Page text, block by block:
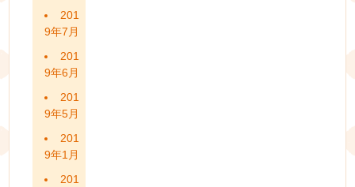
201
9年7月
201
9年6月
201
9年5月
201
9年1月
201